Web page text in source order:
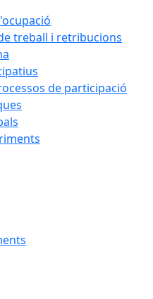
treball i retribucions
de participació